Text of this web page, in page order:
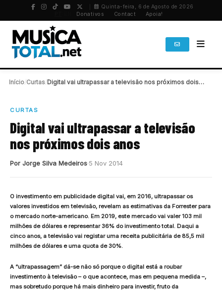
Quinta-feira, 6 de Agosto de 2026
Donativos Contact Apoia!
Início Curtas Digital vai ultrapassar a televisão nos próximos dois…
CURTAS
Digital vai ultrapassar a televisão
nos próximos dois anos
Por Jorge Silva Medeiros 5 Nov 2014
O investimento em publicidade digital vai, em 2016, ultrapassar os
valores investidos em televisão, revelam as estimativas da Forrester para
o mercado norte-americano. Em 2019, este mercado vai valer 103 mil
milhões de dólares e representar 36% do investimento total. Daqui a
cinco anos, a televisão vai registar uma receita publicitária de 85,5 mil
milhões de dólares e uma quota de 30%.
A “ultrapassagem” dá-se não só porque o digital está a roubar
investimento à televisão – o que acontece, mas em pequena medida –,
mas sobretudo porque há mais dinheiro para investir, fruto da